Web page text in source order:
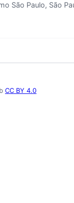
São Paulo, São
CC BY 4.0